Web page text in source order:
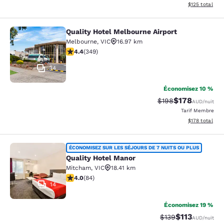
Afficher les
$125 total
Quality Hotel Melbourne Airport
34
Quality Hotel Melbourne Airport
Melbourne, VIC
16.97 km
4.43 étoiles. Excellent. 349 commentaires
4.4(349)
Économisez 10 %
Tarif barré :
$198Tarif réduit :
$178AUD/nuit
Tarif Membre
Afficher les
$178 total
Quality Hotel Manor
14
ÉCONOMISEZ SUR LES SÉJOURS DE 7 NUITS OU PLUS
Quality Hotel Manor
Mitcham, VIC
18.41 km
3.95 étoiles. Bien. 84 commentaires
4.0(84)
Économisez 19 %
Tarif barré :
$139Tarif réduit :
$113AUD/nuit